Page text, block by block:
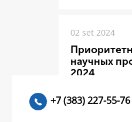
02 set 2024
научных
2024
ЧИТАТЬ >
+7 (383) 227-55-76